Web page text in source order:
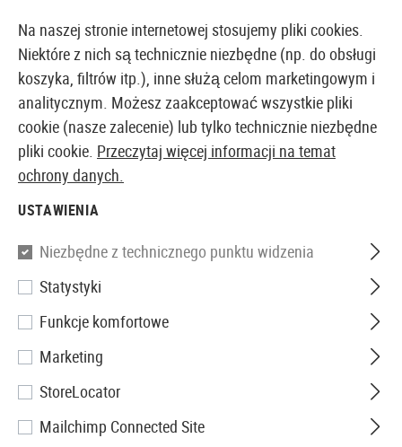
EUROPEJSKI AIRSOFT SKLEP I HURTOWNIA
Strona główna
42 Produkty
Na naszej stronie internetowej stosujemy pliki cookies.
Niektóre z nich są technicznie niezbędne (np. do obsługi
koszyka, filtrów itp.), inne służą celom marketingowym i
analitycznym. Możesz zaakceptować wszystkie pliki
cookie (nasze zalecenie) lub tylko technicznie niezbędne
pliki cookie. Przeczytaj więcej informacji na temat
ochrony danych.
USTAWIENIA
Niezbędne z technicznego punktu widzenia
Statystyki
Funkcje komfortowe
Marketing
StoreLocator
Mailchimp Connected Site